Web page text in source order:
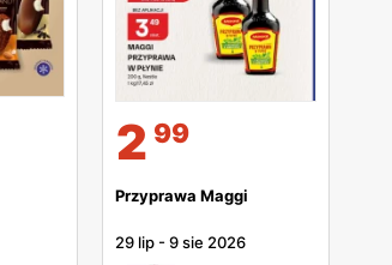
2 99
Przyprawa Maggi
29 lip -9 sie 2026